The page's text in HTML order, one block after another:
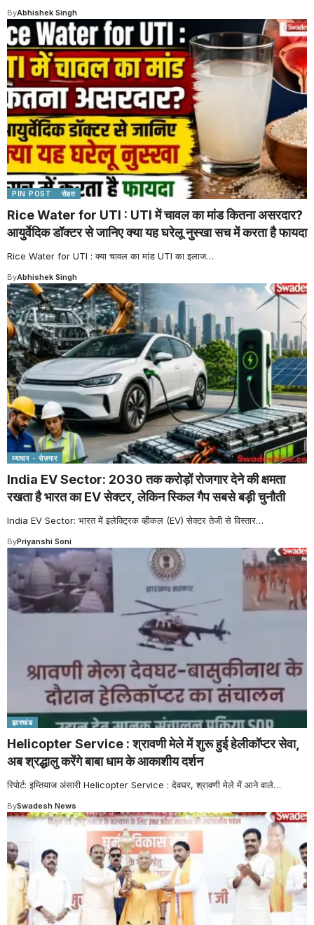
ByAbhishek Singh
PIN POST सेहत
Rice Water for UTI : UTI में चावल का मांड कितना असरदार?
आयुर्वेदिक डॉक्टर से जानिए क्या यह घरेलू नुस्खा सच में करता है फायदा
Rice Water for UTI : क्या चावल का मांड UTI का इलाज…
ByAbhishek Singh
व्यापार - रोज़गार
India EV Sector: 2030 तक करोड़ों रोजगार देने की क्षमता
रखता है भारत का EV सेक्टर, लेकिन स्किल गैप सबसे बड़ी चुनौती
India EV Sector: भारत में इलेक्ट्रिक व्हीकल (EV) सेक्टर तेजी से विस्तार…
ByPriyanshi Soni
झारखंड
Helicopter Service : श्रावणी मेले में शुरू हुई हेलीकॉप्टर सेवा,
अब श्रद्धालु करेंगे बाबा धाम के आकाशीय दर्शन
रिपोर्ट: इम्तियाज अंसारी Helicopter Service : देवघर, श्रावणी मेले में आने वाले…
BySwadesh News